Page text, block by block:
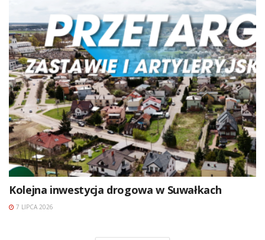
Kolejna inwestycja drogowa w Suwałkach
7 LIPCA 2026